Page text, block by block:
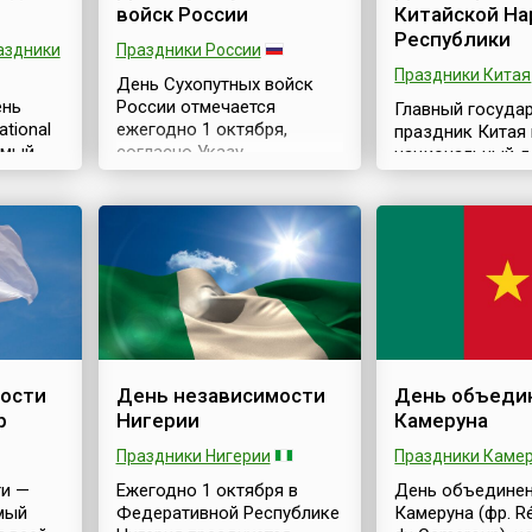
из
и
войск России
Праздники России
День Сухопутных войск
России отмечается
ежегодно 1 октября,
согласно Указу
Президента Российской
мая 2006 года «Об
профессиональных
праздников и памятных
дней в Вооруженных Силах
Российской
Федерации».Сухопутные
Вооруженных Сил
Российской Федерации,
предназначены для
ведения боевых действий
преимущественно на суше.
На всех этапах
Китайской
Республики
Праздники Китая
Главный
праздник Китая
национальный
стране —
ежегодно 1
Именно в этот
Пекине было
Образование
декабря того же
центральное
правительство
постановление
объявлении 1
—
День независимости
Нигерии
Праздники Нигерии
Ежегодно 1 октября в
Федеративной Республике
День
Камеруна
Праздники
День
Камеруна (фр.